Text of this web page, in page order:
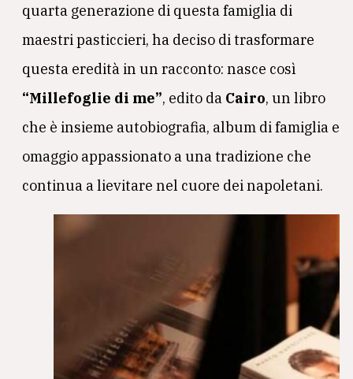
quarta generazione di questa famiglia di
maestri pasticcieri, ha deciso di trasformare
questa eredità in un racconto: nasce così
“Millefoglie di me”, edito da Cairo, un libro
che è insieme autobiografia, album di famiglia e
omaggio appassionato a una tradizione che
continua a lievitare nel cuore dei napoletani.